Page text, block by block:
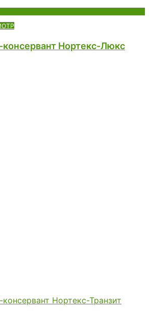
консервант Нортекс-Люкс